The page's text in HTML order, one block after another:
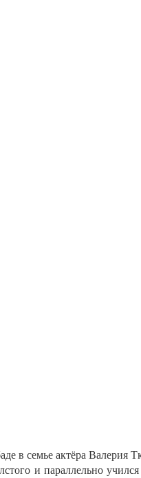
в семье актёра Валерия
и параллельно